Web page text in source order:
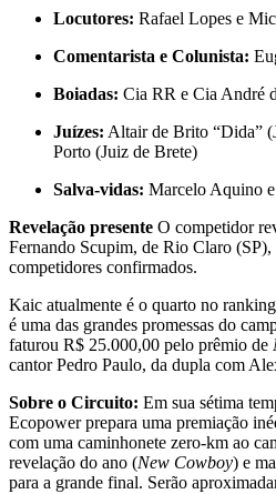
Locutores: Rafael Lopes e
Comentarista e Colunista:
Boiadas: Cia RR e Cia André
Juízes: Altair de Brito “Dida”
Porto (Juiz de Brete)
Salva-vidas: Marcelo Aquino
Revelação presente O competidor
Fernando Scupim, de Rio Claro
competidores confirmados.
Kaic atualmente é o quarto no
é uma das grandes promessas do
faturou R$ 25.000,00 pelo prêmio de
cantor Pedro Paulo, da dupla com
Sobre o Circuito: Em sua sétima
Ecopower prepara uma premiação
com uma caminhonete zero-km ao
revelação do ano (New Cowboy) e
para a grande final. Serão